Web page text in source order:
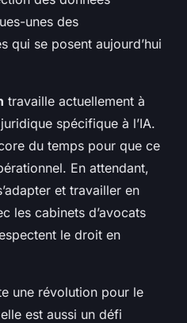
unes des
qui se posent aujourd’hui
travaille actuellement à
spécifique à l’IA.
du temps pour que ce
En attendant,
et travailler en
les cabinets d’avocats
le droit en
une révolution pour le
est aussi un défi